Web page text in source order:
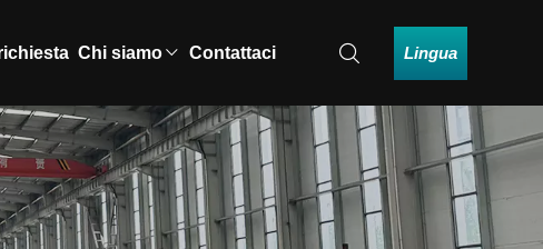
Chi siamo Contattaci Lingua